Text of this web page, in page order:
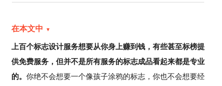
在本文中
上百个标志设计服务想要从你身上赚到钱，有些甚至标榜提
供免费服务，但并不是所有服务的标志成品看起来都是专业
的。 你绝不会想要一个像孩子涂鸦的标志，你也不会想要经